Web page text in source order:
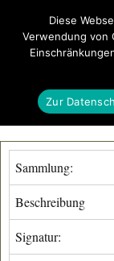
Sammlung:
Beschreibung
Signatur:
Diese
Verwendung von
Zur